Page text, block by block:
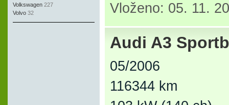
Volkswagen 227
Volvo 32
Vloženo: 05. 11.
Audi A3
05/2006
116344 km